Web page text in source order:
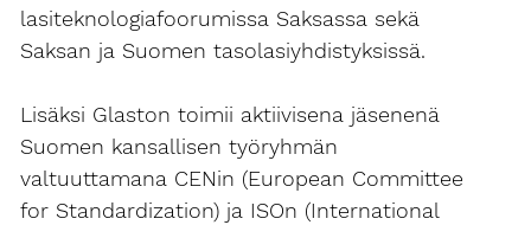
lasiteknologiafoorumissa Saksassa sekä
Saksan ja Suomen tasolasiyhdistyksissä.
Lisäksi Glaston toimii aktiivisena jäsenenä
Suomen kansallisen työryhmän
valtuuttamana CENin (European Committee
for Standardization) ja ISOn (International